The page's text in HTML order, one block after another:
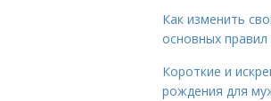
Как изменить
основных
Короткие и
рождения для